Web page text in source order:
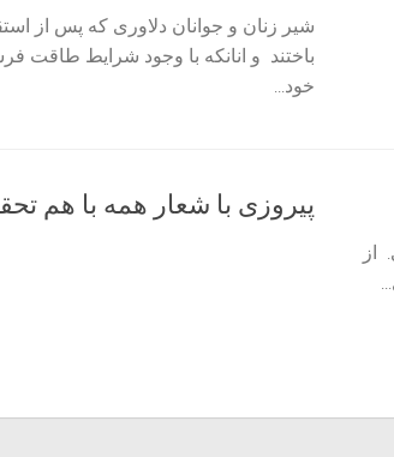
شیر زنان و جوانان دلاوری که پس از
باختند و انانکه با وجود شرایط طاقت
خود...
پیروزی با شعار همه با هم
از